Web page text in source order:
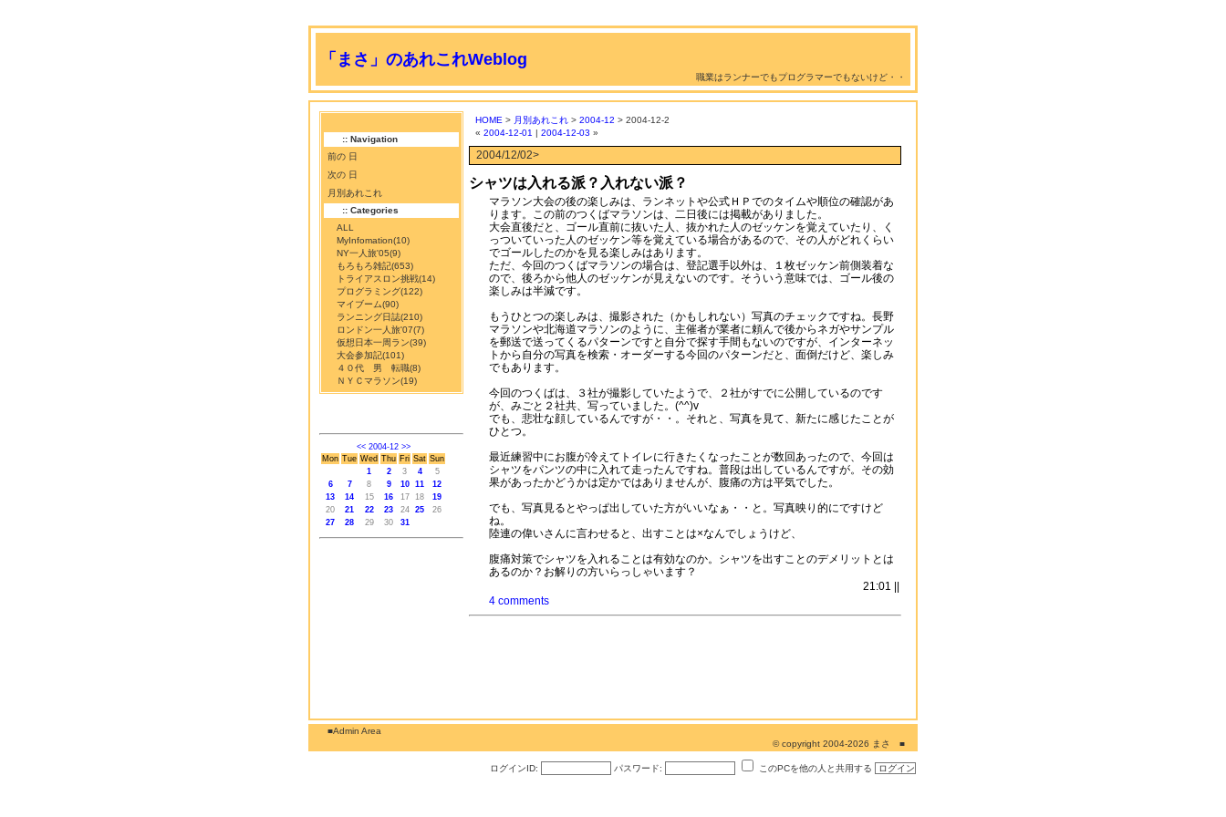
「まさ」のあれこれWeblog
職業はランナーでもプログラマーでもないけど・・
:: Navigation
前の 日
次の 日
月別あれこれ
:: Categories
ALL
MyInfomation(10)
NY一人旅'05(9)
もろもろ雑記(653)
トライアスロン挑戦(14)
プログラミング(122)
マイブーム(90)
ランニング日誌(210)
ロンドン一人旅'07(7)
仮想日本一周ラン(39)
大会参加記(101)
４０代 男 転職(8)
ＮＹＣマラソン(19)
<< 2004-12 >>
Mon Tue Wed Thu Fri Sat Sun
1
2 3 4
5
6
7 8 9 10 11
12
13
14 15 16 17 18
19
20
21 22 23 24 25
26
27
28 29 30 31
HOME > 月別あれこれ > 2004-12 > 2004-12-2
« 2004-12-01 | 2004-12-03 »
2004/12/02>
シャツは入れる派？入れない派？
マラソン大会の後の楽しみは、ランネットや公式ＨＰでのタイムや順位の確認があ
ります。この前のつくばマラソンは、二日後には掲載がありました。
大会直後だと、ゴール直前に抜いた人、抜かれた人のゼッケンを覚えていたり、く
っついていった人のゼッケン等を覚えている場合があるので、その人がどれくらい
でゴールしたのかを見る楽しみはあります。
ただ、今回のつくばマラソンの場合は、登記選手以外は、１枚ゼッケン前側装着な
ので、後ろから他人のゼッケンが見えないのです。そういう意味では、ゴール後の
楽しみは半減です。
もうひとつの楽しみは、撮影された（かもしれない）写真のチェックですね。長野
マラソンや北海道マラソンのように、主催者が業者に頼んで後からネガやサンプル
を郵送で送ってくるパターンですと自分で探す手間もないのですが、インターネッ
トから自分の写真を検索・オーダーする今回のパターンだと、面倒だけど、楽しみ
でもあります。
今回のつくばは、３社が撮影していたようで、２社がすでに公開しているのです
が、みごと２社共、写っていました。(^^)v
でも、悲壮な顔しているんですが・・。それと、写真を見て、新たに感じたことが
ひとつ。
最近練習中にお腹が冷えてトイレに行きたくなったことが数回あったので、今回は
シャツをパンツの中に入れて走ったんですね。普段は出しているんですが。その効
果があったかどうかは定かではありませんが、腹痛の方は平気でした。
でも、写真見るとやっぱ出していた方がいいなぁ・・と。写真映り的にですけど
ね。
陸連の偉いさんに言わせると、出すことは×なんでしょうけど、
腹痛対策でシャツを入れることは有効なのか。シャツを出すことのデメリットとは
あるのか？お解りの方いらっしゃいます？
21:01 ||
4 comments
■Admin Area
© copyright 2004-2026 まさ ■
ログインID: パスワード: このPCを他の人と共用する